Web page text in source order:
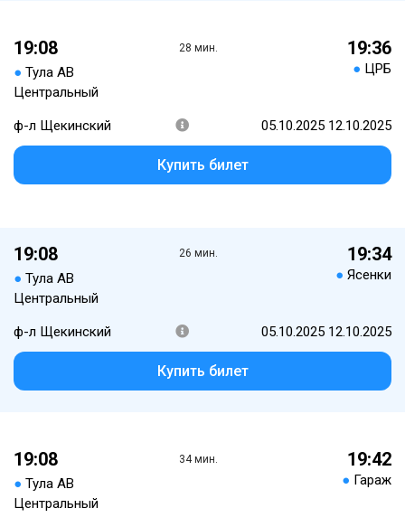
19:08
● Тула АВ
Центральный
28 мин. 19:36
● ЦРБ
ф-л Щекинский 05.10.2025 12.10.2025
Купить билет
19:08
● Тула АВ
Центральный
26 мин. 19:34
● Ясенки
ф-л Щекинский 05.10.2025 12.10.2025
Купить билет
19:08
● Тула АВ
Центральный
34 мин. 19:42
● Гараж